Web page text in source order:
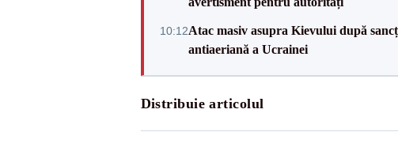
10:12Atac masiv asupra Kievului după
antiaeriană a Ucrainei
Distribuie articolul